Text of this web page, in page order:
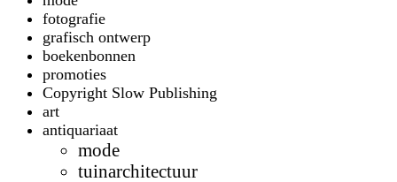
fotografie
grafisch ontwerp
boekenbonnen
promoties
Copyright Slow Publishing
art
antiquariaat
mode
tuinarchitectuur